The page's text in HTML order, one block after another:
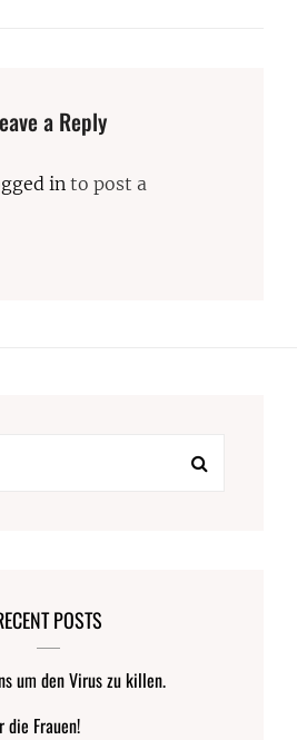
a Reply
in to post a
POSTS
um den Virus zu killen.
Frauen!